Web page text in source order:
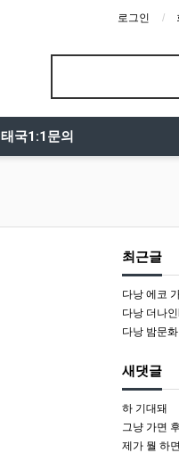
로그인
태국1:1문의
최근글
다낭 에코 가이드 서
다낭 더나인ktv 가
다낭 밤문화 지도(가라오
새댓글
하 기대돼
그냥 가면
제가 뭘 하